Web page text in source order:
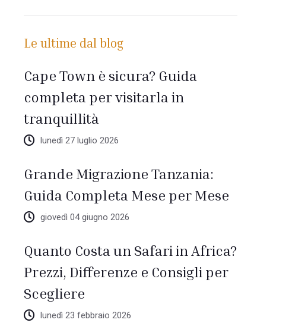
Le ultime dal blog
Cape Town è sicura? Guida
completa per visitarla in
tranquillità
lunedì 27 luglio 2026
Grande Migrazione Tanzania:
Guida Completa Mese per Mese
giovedì 04 giugno 2026
Quanto Costa un Safari in Africa?
Prezzi, Differenze e Consigli per
Scegliere
lunedì 23 febbraio 2026